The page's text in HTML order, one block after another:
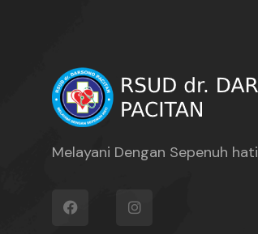
Melayani Dengan Sepenuh hati